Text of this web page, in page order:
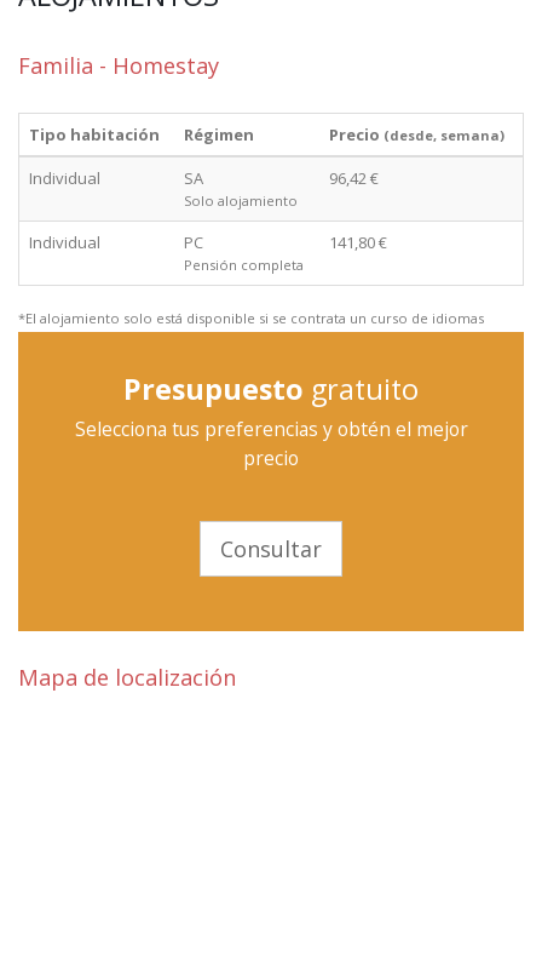
Familia - Homestay
Tipo habitación Régimen Precio (desde, semana)
Individual SA
Solo alojamiento
96,42 €
Individual PC
Pensión completa
141,80 €
*El alojamiento solo está disponible si se contrata un curso de idiomas
Presupuesto gratuito
Selecciona tus preferencias y obtén el mejor
precio
Consultar
Mapa de localización